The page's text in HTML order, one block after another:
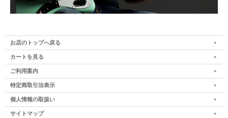
お店のトップへ戻る
カートを見る
ご利用案内
特定商取引法表示
個人情報の取扱い
サイトマップ